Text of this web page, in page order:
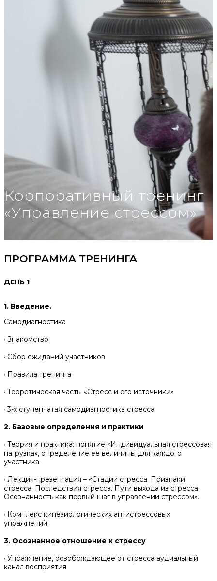
Корпоративный тренинг
«Управление стрессом»
ПРОГРАММА ТРЕНИНГА
ДЕНЬ 1
1. Введение.
Самодиагностика
· Знакомство
· Сбор ожиданий участников
· Правила тренинга
· Теоретическая часть: «Стресс и его источники»
· 3-х ступенчатая самодиагностика стресса
2. Базовые определения и практики
· Теория и практика: понятие «Индивидуальная стрессовая
нагрузка», определение ее величины для каждого
участника.
· Лекция-презентация – «Стадии стресса. Признаки
стресса. Последствия стресса. Пути выхода из стресса.
Осознанность как первый шаг в управлении стрессом».
· Комплекс кинезиологических антистрессовых
упражнений
3. Осознанное отношение к стрессу
· Упражнение, освобождающее от стресса аудиальный
канал восприятия